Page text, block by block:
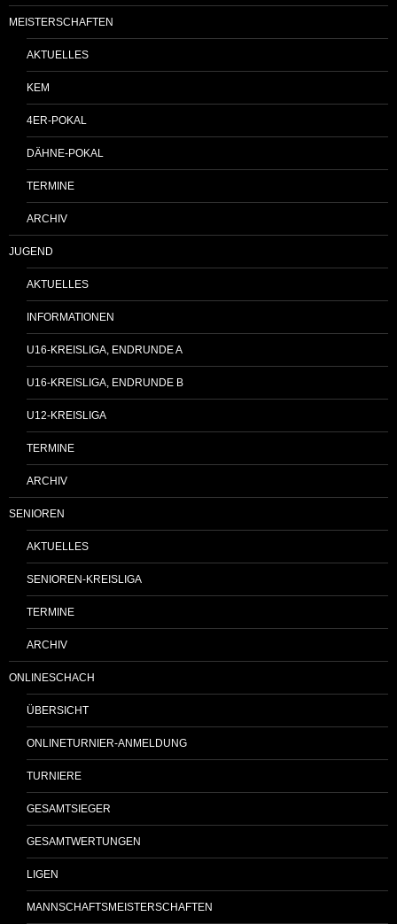
MEISTERSCHAFTEN
AKTUELLES
KEM
4ER-POKAL
DÄHNE-POKAL
TERMINE
ARCHIV
JUGEND
AKTUELLES
INFORMATIONEN
U16-KREISLIGA, ENDRUNDE A
U16-KREISLIGA, ENDRUNDE B
U12-KREISLIGA
TERMINE
ARCHIV
SENIOREN
AKTUELLES
SENIOREN-KREISLIGA
TERMINE
ARCHIV
ONLINESCHACH
ÜBERSICHT
ONLINETURNIER-ANMELDUNG
TURNIERE
GESAMTSIEGER
GESAMTWERTUNGEN
LIGEN
MANNSCHAFTSMEISTERSCHAFTEN